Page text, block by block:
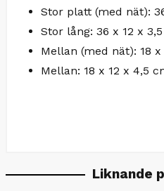
Stor platt (med nät):
Stor lång: 36 x 12 x
Mellan (med nät): 18
Mellan: 18 x 12 x 4,5
Liknande